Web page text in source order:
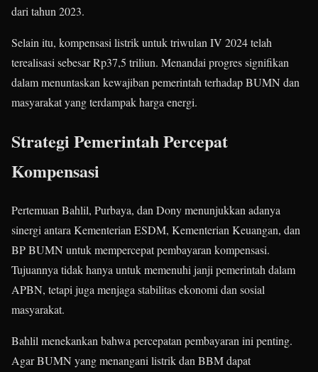
dari tahun 2023.
Selain itu, kompensasi listrik untuk triwulan IV 2024 telah
terealisasi sebesar Rp37,5 triliun. Menandai progres signifikan
dalam menuntaskan kewajiban pemerintah terhadap BUMN dan
masyarakat yang terdampak harga energi.
Strategi Pemerintah Percepat
Kompensasi
Pertemuan Bahlil, Purbaya, dan Dony menunjukkan adanya
sinergi antara Kementerian ESDM, Kementerian Keuangan, dan
BP BUMN untuk mempercepat pembayaran kompensasi.
Tujuannya tidak hanya untuk memenuhi janji pemerintah dalam
APBN, tetapi juga menjaga stabilitas ekonomi dan sosial
masyarakat.
Bahlil menekankan bahwa percepatan pembayaran ini penting.
Agar BUMN yang menangani listrik dan BBM dapat